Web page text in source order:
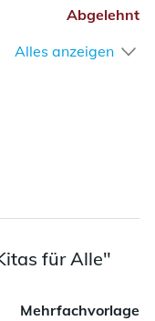
Abgelehnt
Alles anzeigen
für Alle"
Mehrfachvorlage